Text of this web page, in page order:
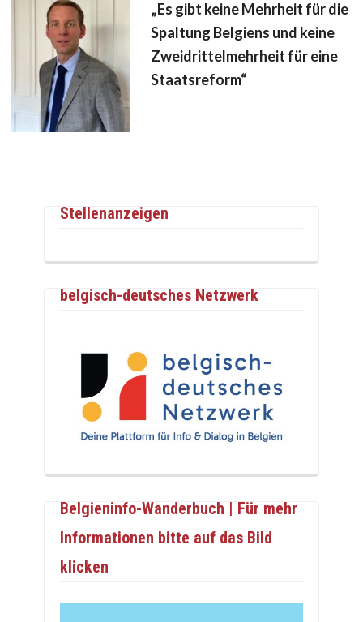
„Es gibt keine Mehrheit für die
Spaltung Belgiens und keine
Zweidrittelmehrheit für eine
Staatsreform“
Stellenanzeigen
belgisch-deutsches Netzwerk
Belgieninfo-Wanderbuch | Für mehr
Informationen bitte auf das Bild
klicken